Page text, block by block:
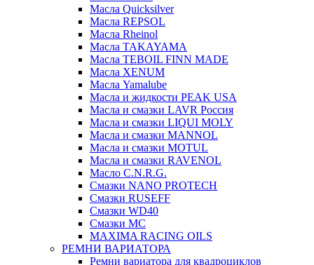
Масла Quicksilver
Масла REPSOL
Масла Rheinol
Масла TAKAYAMA
Масла TEBOIL FINN MADE
Масла XENUM
Масла Yamalube
Масла и жидкости PEAK USA
Масла и смазки LAVR Россия
Масла и смазки LIQUI MOLY
Масла и смазки MANNOL
Масла и смазки MOTUL
Масла и смазки RAVENOL
Масло C.N.R.G.
Смазки NANO PROTECH
Смазки RUSEFF
Смазки WD40
Смазки МС
MAXIMA RACING OILS
РЕМНИ ВАРИАТОРА
Ремни вариатора для квадроциклов